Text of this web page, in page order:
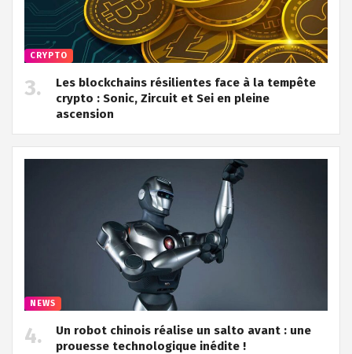
CRYPTO
Les blockchains résilientes face à la tempête
crypto : Sonic, Zircuit et Sei en pleine
ascension
NEWS
Un robot chinois réalise un salto avant : une
prouesse technologique inédite !